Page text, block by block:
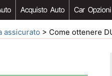
Acquisto Auto Car
assicurato > Come ottenere